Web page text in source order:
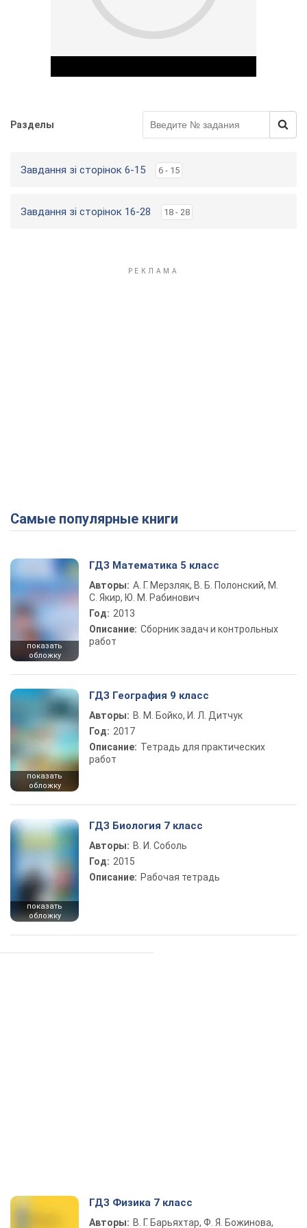
Play Video
Разделы
Завдання зі сторінок 6-15 6 - 15
Завдання зі сторінок 16-28 18 - 28
Самые популярные книги
показать
обложку
ГДЗ Математика 5 класс
Авторы: А. Г. Мерзляк, В. Б. Полонский, М.
С. Якир, Ю. М. Рабинович
Год: 2013
Описание: Сборник задач и контрольных
работ
показать
обложку
ГДЗ География 9 класс
Авторы: В. М. Бойко, И. Л. Дитчук
Год: 2017
Описание: Тетрадь для практических
работ
показать
обложку
ГДЗ Биология 7 класс
Авторы: В. И. Соболь
Год: 2015
Описание: Рабочая тетрадь
ГДЗ Физика 7 класс
Авторы: В. Г. Барьяхтар, Ф. Я. Божинова,